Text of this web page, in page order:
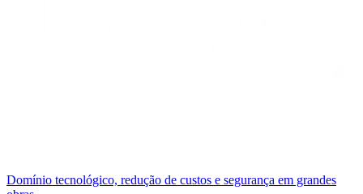
Domínio tecnológico, redução de custos e segurança em grandes